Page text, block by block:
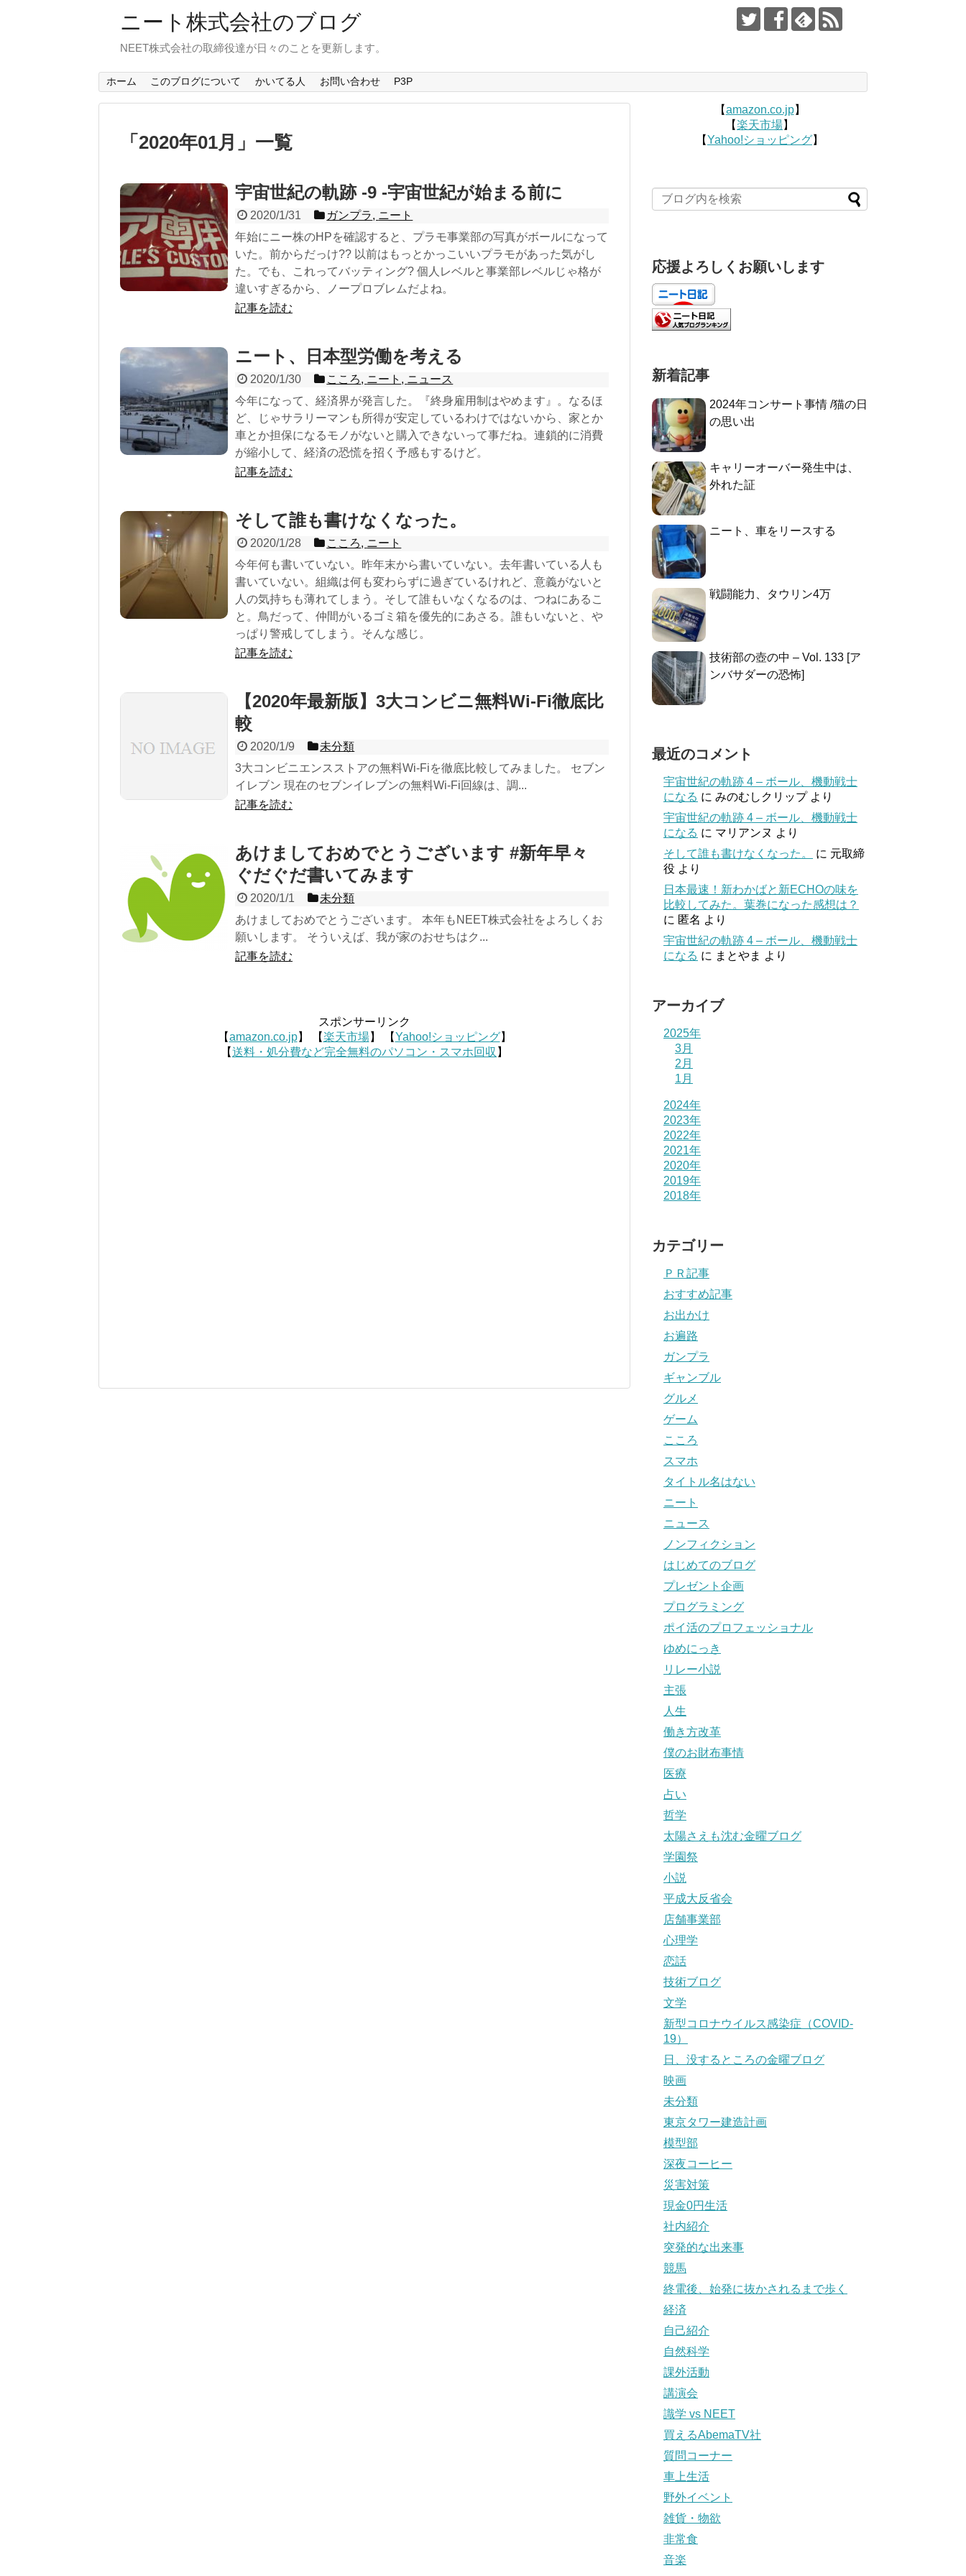
ニート株式会社のブログ
NEET株式会社の取締役達が日々のことを更新します。
ホーム このブログについて かいてる人 お問い合わせ P3P
「 2020年01月 」 一覧
宇宙世紀の軌跡 -9 -宇宙世紀が始まる前に
2020/1/31 ガンプラ, ニート
年始にニー株のHPを確認すると、プラモ事業部の写真がボールになって
いた。前からだっけ?? 以前はもっとかっこいいプラモがあった気がし
た。でも、これってバッティング? 個人レベルと事業部レベルじゃ格が
違いすぎるから、ノープロブレムだよね。
記事を読む
ニート、日本型労働を考える
2020/1/30 こころ, ニート , ニュース
今年になって、経済界が発言した。『終身雇用制はやめます』。なるほ
ど、じゃサラリーマンも所得が安定しているわけではないから、家とか
車とか担保になるモノがないと購入できないって事だね。連鎖的に消費
が縮小して、経済の恐慌を招く予感もするけど。
記事を読む
そして誰も書けなくなった。
2020/1/28 こころ, ニート
今年何も書いていない。昨年末から書いていない。去年書いている人も
書いていない。組織は何も変わらずに過ぎているけれど、意義がないと
人の気持ちも薄れてしまう。そして誰もいなくなるのは、つねにあるこ
と。鳥だって、仲間がいるゴミ箱を優先的にあさる。誰もいないと、や
っぱり警戒してしまう。そんな感じ。
記事を読む
【2020年最新版】3大コンビニ無料Wi-Fi徹底比
較
2020/1/9
未分類
3大コンビニエンスストアの無料Wi-Fiを徹底比較してみました。 セブン
イレブン 現在のセブンイレブンの無料Wi-Fi回線は、調...
記事を読む
あけましておめでとうございます #新年早々
ぐだぐだ書いてみます
2020/1/1
未分類
あけましておめでとうございます。 本年もNEET株式会社をよろしくお
願いします。 そういえば、我が家のおせちはク...
記事を読む
スポンサーリンク
【amazon.co.jp】 【楽天市場】 【Yahoo!ショッピング】
【送料・処分費など完全無料のパソコン・スマホ回収 】
【amazon.co.jp】
【楽天市場】
【Yahoo!ショッピング】
応援よろしくお願いします
新着記事
2024年コンサート事情 /猫の日
の思い出
キャリーオーバー発生中は、
外れた証
ニート、車をリースする
戦闘能力、タウリン4万
技術部の壺の中 – Vol. 133 [ア
ンバサダーの恐怖]
最近のコメント
宇宙世紀の軌跡 4 – ボール、機動戦士
になる に みのむしクリップより
宇宙世紀の軌跡 4 – ボール、機動戦士
になる に マリアンヌ より
そして誰も書けなくなった。
に 元取締
役 より
日本最速！新わかばと新ECHOの味を
比較してみた。葉巻になった感想は？
に 匿名 より
宇宙世紀の軌跡 4 – ボール、機動戦士
になる に まとやま より
アーカイブ
2025年
3月
2月
1月
2024年
2023年
2022年
2021年
2020年
2019年
2018年
カテゴリー
ＰＲ記事
おすすめ記事
お出かけ
お遍路
ガンプラ
ギャンブル
グルメ
ゲーム
こころ
スマホ
タイトル名はない
ニート
ニュース
ノンフィクション
はじめてのブログ
プレゼント企画
プログラミング
ポイ活のプロフェッショナル
ゆめにっき
リレー小説
主張
人生
働き方改革
僕のお財布事情
医療
占い
哲学
太陽さえも沈む金曜ブログ
学園祭
小説
平成大反省会
店舗事業部
心理学
恋話
技術ブログ
文学
新型コロナウイルス感染症（COVID-
19）
日、没するところの金曜ブログ
映画
未分類
東京タワー建造計画
模型部
深夜コーヒー
災害対策
現金0円生活
社内紹介
突発的な出来事
競馬
終電後、始発に抜かされるまで歩く
経済
自己紹介
自然科学
課外活動
講演会
識学 vs NEET
買えるAbemaTV社
質問コーナー
車上生活
野外イベント
雑貨・物欲
非常食
音楽